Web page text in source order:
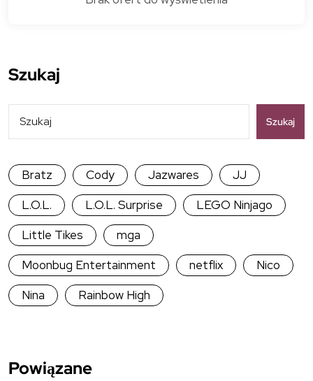
Szukaj
Szukaj
Bratz Cody Jazwares
JJ
L.O.L.
L.O.L. Surprise
LEGO Ninjago
Little Tikes
mga
Moonbug Entertainment
netflix
Nico
Nina
Rainbow High
Powiązane